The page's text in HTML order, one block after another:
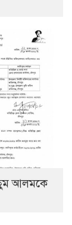
আলমকে